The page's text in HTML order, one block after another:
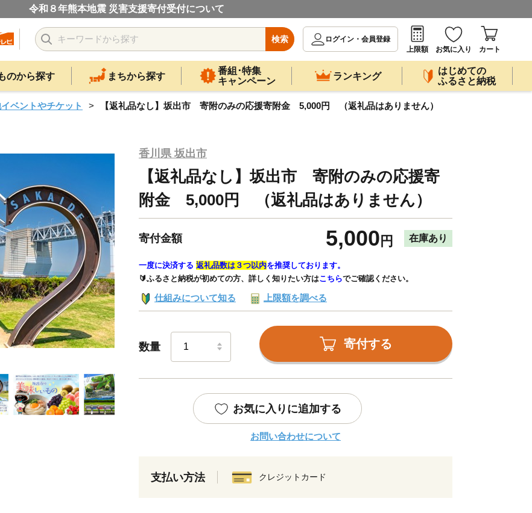
令和８年熊本地震 災害支援寄付受付について
検索
ログイン・会員登録
上限額
お気に入り カート
のから探す まちから探す
番組･特集
キャンペーン
ランキング
はじめての
ふるさと納税
ベントやチケット 【返礼品なし】坂出市 寄附のみの応援寄附金 5,000円 （返礼品はありません）
香川県 坂出市
【返礼品なし】坂出市 寄附のみの応援寄
附金 5,000円 （返礼品はありません）
寄付金額 5,000 円 在庫あり
一度に決済する 返礼品数は３つ以内を推奨しております。
🔰ふるさと納税が初めての方、詳しく知りたい方はこちらでご確認ください。
仕組みについて知る 上限額を調べる
数量 寄付する
お気に入りに追加する
お問い合わせについて
支払い方法 クレジットカード